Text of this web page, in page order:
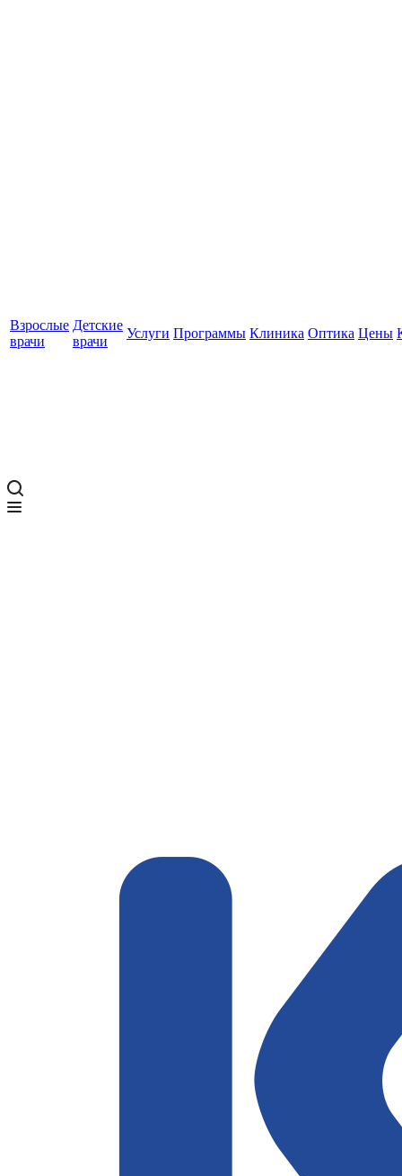
Взрослые
врачи
Детские
врачи
Услуги Программы Клиника Оптика Цены